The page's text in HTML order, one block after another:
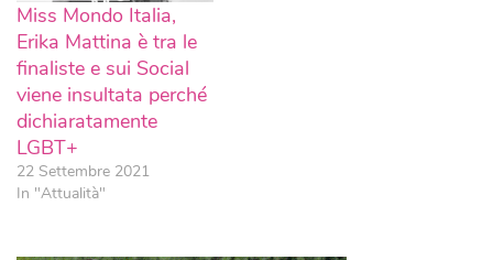
Miss Mondo Italia,
Erika Mattina è tra le
finaliste e sui Social
viene insultata perché
dichiaratamente
LGBT+
22 Settembre 2021
In "Attualità"